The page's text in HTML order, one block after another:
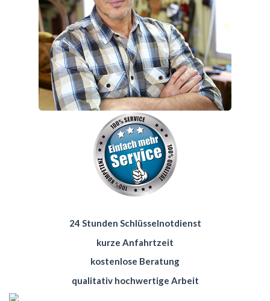
24 Stunden Schlüsselnotdienst
kurze Anfahrtzeit
kostenlose Beratung
qualitativ hochwertige Arbeit